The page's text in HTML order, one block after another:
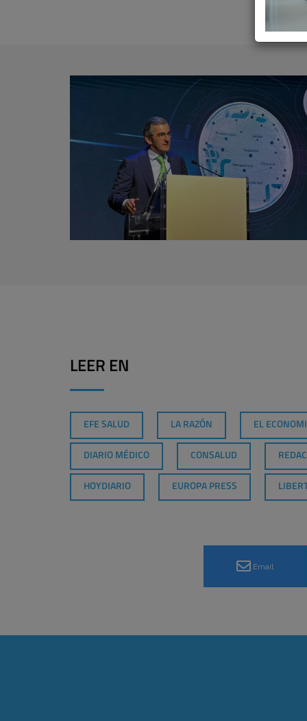
LEER EN
EFE SALUD LA RAZÓN EL
DIARIO MÉDICO CONSALUD
HOYDIARIO EUROPA PRESS
Email